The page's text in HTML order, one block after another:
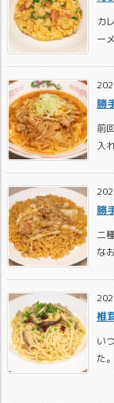
カ
ー
勝
前
入
勝
二
な
椎
い
た